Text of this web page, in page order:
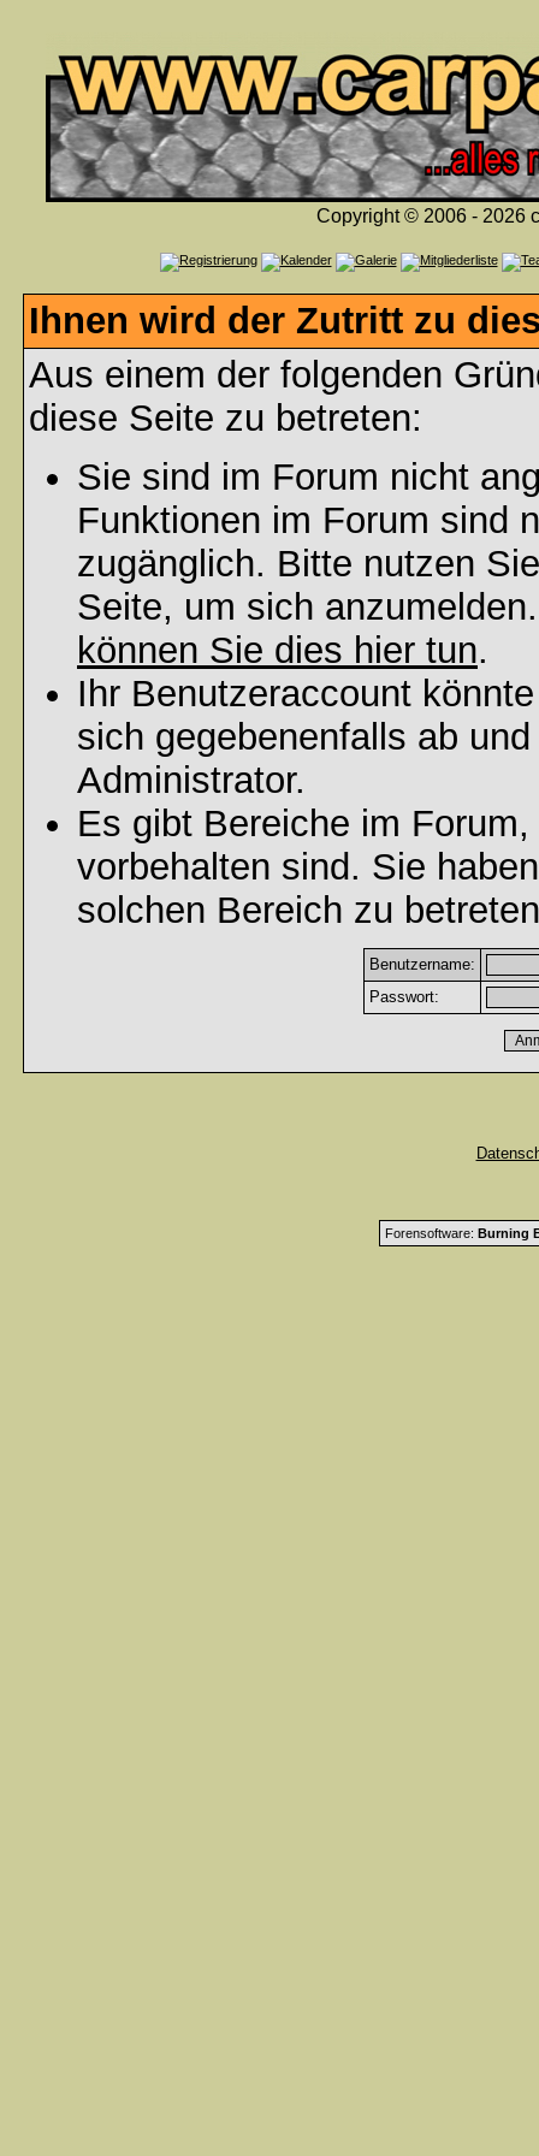
Copyright © 2006 - 2026
Ihnen wird der Zutritt zu
Aus einem der folgenden
diese Seite zu betreten:
Sie sind im Forum nicht
Funktionen im Forum sind
zugänglich. Bitte nutzen
Seite, um sich
können Sie dies hier tun.
Ihr Benutzeraccount
sich gegebenenfalls ab
Administrator.
Es gibt Bereiche im
vorbehalten sind. Sie
solchen Bereich zu
Benutzername:
Passwort:
Forensoftware: Burning